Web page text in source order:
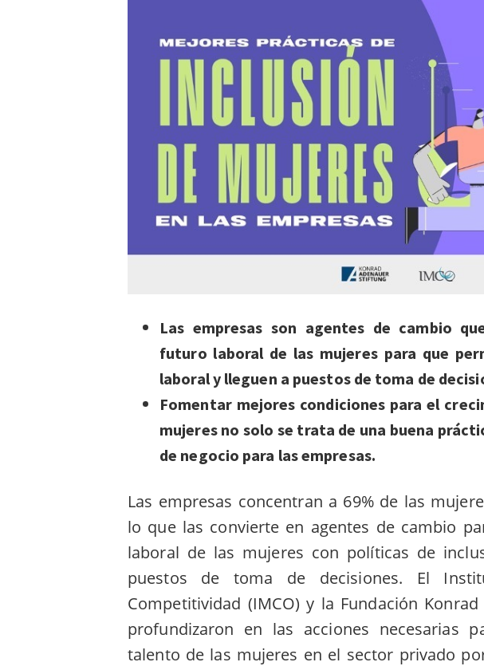
Las empresas son agentes de cambio
futuro laboral de las mujeres para que
laboral y lleguen a puestos de toma de
Fomentar mejores condiciones para el
mujeres no solo se trata de una buena
de negocio para las empresas.
Las empresas concentran a 69% de las
lo que las convierte en agentes de cambio
laboral de las mujeres con políticas de
puestos de toma de decisiones. El
Competitividad (IMCO) y la Fundación Konrad
profundizaron en las acciones necesarias
talento de las mujeres en el sector privado